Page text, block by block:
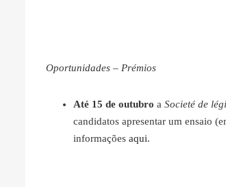
Oportunidades – Prémios
Até 15 de outubro a Societé de
candidatos apresentar um ensaio
informações aqui.